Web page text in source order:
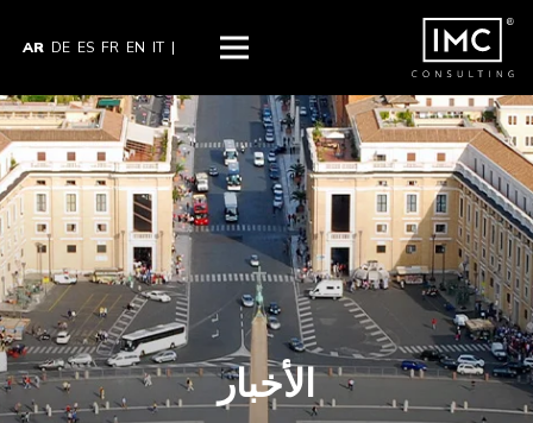
|
IT
EN
FR
ES
DE
AR
الأخبار